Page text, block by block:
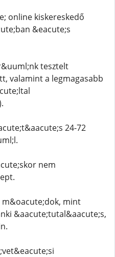
online kiskereskedő
&eacute;s
tesztelt
valamint a legmagasabb
24-72
nem
mint
&aacute;tutal&aacute;s,